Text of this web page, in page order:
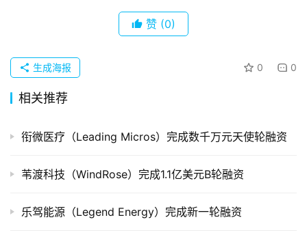
并
购
市
登录
赞 (0)
0 0
生成海报
相关推荐
衔微医疗（Leading Micros）完成数千万元天使轮融资
苇渡科技（WindRose）完成1.1亿美元B轮融资
乐驾能源（Legend Energy）完成新一轮融资